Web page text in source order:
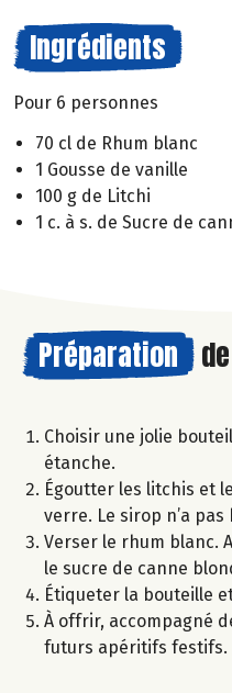
Ingrédients
Pour 6 personnes
70 cl de Rhum blanc
1 Gousse de vanille
100 g de Litchi
1 c. à s. de Sucre de
Préparation
Choisir une jolie
étanche.
Égoutter les litchis et
verre. Le sirop n’a
Verser le rhum blanc.
le sucre de canne
Étiqueter la bouteille
À offrir, accompagné
futurs apéritifs festifs.